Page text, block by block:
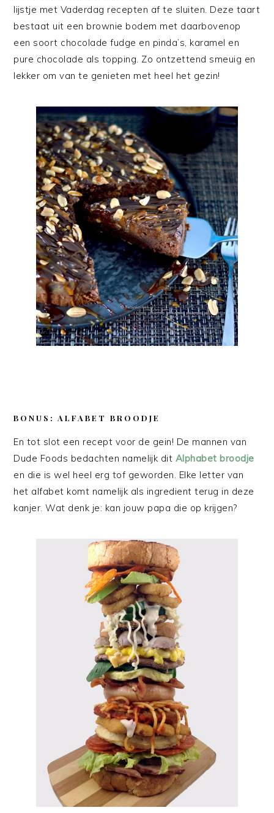
lijstje met Vaderdag recepten af te sluiten. Deze taart
bestaat uit een brownie bodem met daarbovenop
een soort chocolade fudge en pinda’s, karamel en
pure chocolade als topping. Zo ontzettend smeuig en
lekker om van te genieten met heel het gezin!
BONUS: ALFABET BROODJE
En tot slot een recept voor de gein! De mannen van
Dude Foods bedachten namelijk dit Alphabet broodje
en die is wel heel erg tof geworden. Elke letter van
het alfabet komt namelijk als ingredient terug in deze
kanjer. Wat denk je: kan jouw papa die op krijgen?